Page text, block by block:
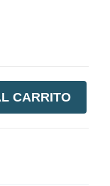
CARRITO